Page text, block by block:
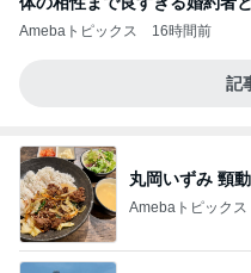
Amebaトピックス 16時間前
記
丸岡いずみ 頸
Amebaトピックス